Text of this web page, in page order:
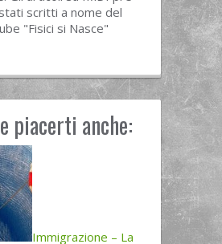
scritti a nome del
"Fisici si Nasce"
piacerti anche:
Immigrazione – La